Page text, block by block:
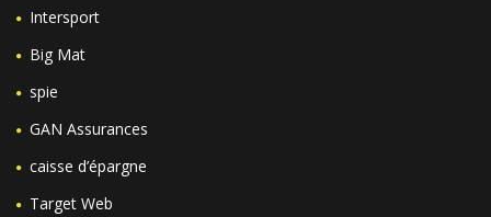
Intersport
Big Mat
spie
GAN Assurances
caisse d’épargne
Target Web